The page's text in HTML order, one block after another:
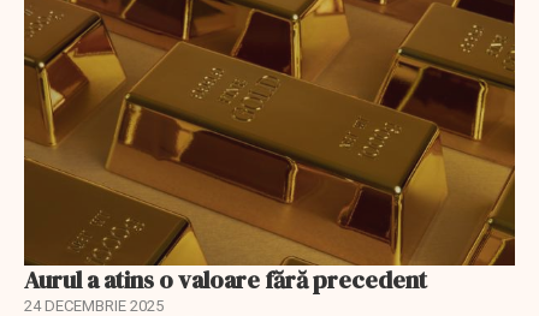
Aurul a atins o valoare fără precedent
24 DECEMBRIE 2025